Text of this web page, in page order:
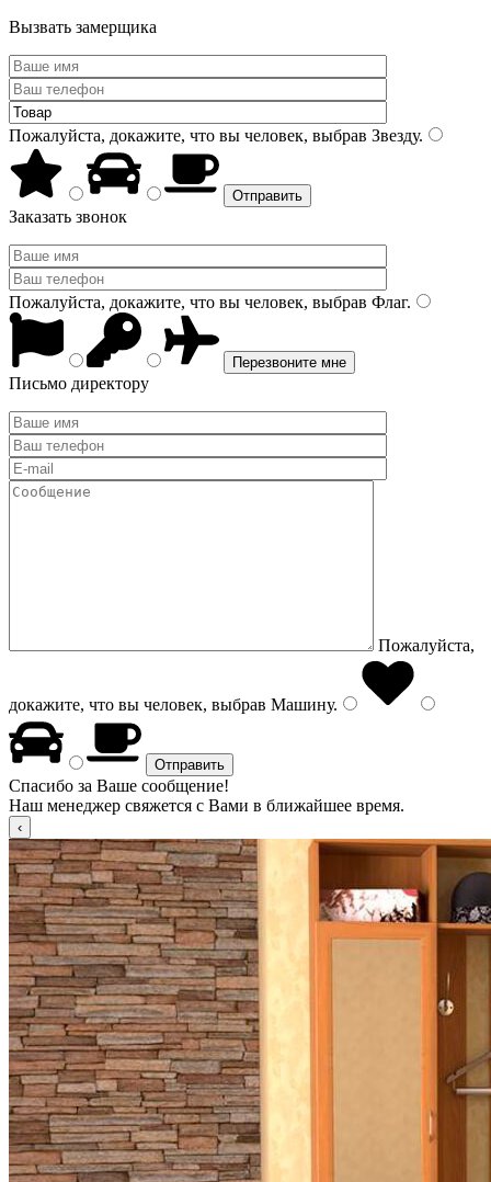
Вызвать замерщика
Пожалуйста, докажите, что вы человек, выбрав Звезду.
Заказать звонок
Пожалуйста, докажите, что вы человек, выбрав Флаг.
Письмо директору
Пожалуйста,
докажите, что вы человек, выбрав Машину.
Спасибо за Ваше сообщение!
Наш менеджер свяжется с Вами в ближайшее время.